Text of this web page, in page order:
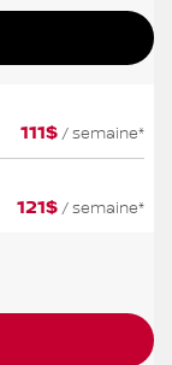
111$ / semaine*
121$ / semaine*